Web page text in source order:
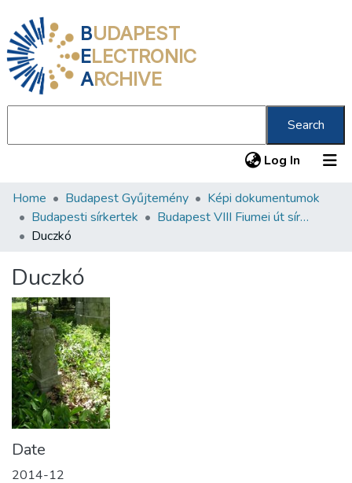
BUDAPEST
ELECTRONIC
ARCHIVE
Search
Log In (current)
Communities & Collections
All of DSpace
About us
Home Budapest Gyűjtemény
Képi dokumentumok
Budapesti sírkertek
Budapest VIII Fiumei út sírkert 1. rész
Duczkó
Duczkó
Date
2014-12